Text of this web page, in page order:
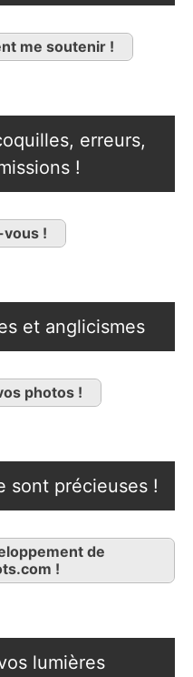
me soutenir !
erreurs,
!
!
et anglicismes
photos !
sont précieuses !
de
!
lumières